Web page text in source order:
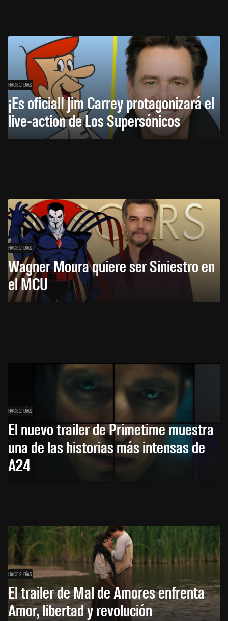
HACE 2 DÍAS
¡Es oficial! Jim Carrey protagonizará el
live-action de Los Supersónicos
HACE 2 DÍAS
Wagner Moura quiere ser Siniestro en
el MCU
HACE 2 DÍAS
El nuevo trailer de Primetime muestra
una de las historias más intensas de
A24
HACE 2 DÍAS
El trailer de Mal de Amores enfrenta
Amor, libertad y revolución